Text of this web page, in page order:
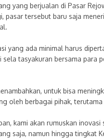
yang berjualan di Pasar
pasar tersebut baru saja
yang ada minimal harus
sela tasyakuran bersama para
untuk bisa
oleh berbagai pihak,
kami akan rumuskan
saja, namun hingga tingkat